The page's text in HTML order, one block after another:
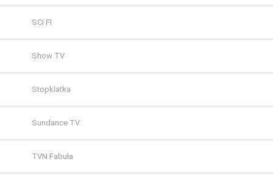
SCI FI
Show TV
Stopklatka
Sundance TV
TVN Fabuła